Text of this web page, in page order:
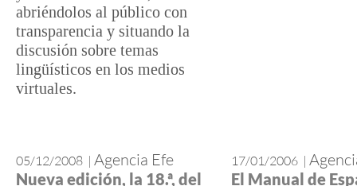
abriéndolos al público con
transparencia y situando la
discusión sobre temas
lingüísticos en los medios
virtuales.
05/12/2008 | Agencia Efe
Nueva edición, la 18.ª, del
17/01/2006 |
El Manual de